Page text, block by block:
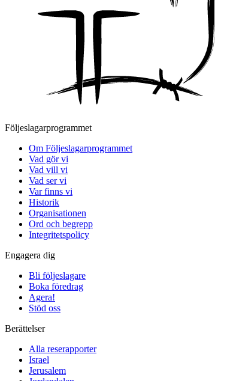
Följeslagarprogrammet
Om Följeslagarprogrammet
Vad gör vi
Vad vill vi
Vad ser vi
Var finns vi
Historik
Organisationen
Ord och begrepp
Integritetspolicy
Engagera dig
Bli följeslagare
Boka föredrag
Agera!
Stöd oss
Berättelser
Alla reserapporter
Israel
Jerusalem